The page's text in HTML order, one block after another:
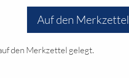
Auf den Merkzettel
den Merkzettel gelegt.